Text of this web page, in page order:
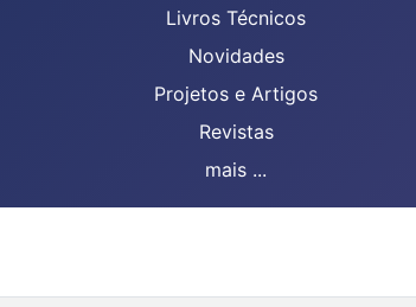
Livros Técnicos
Novidades
Projetos e Artigos
Revistas
mais ...